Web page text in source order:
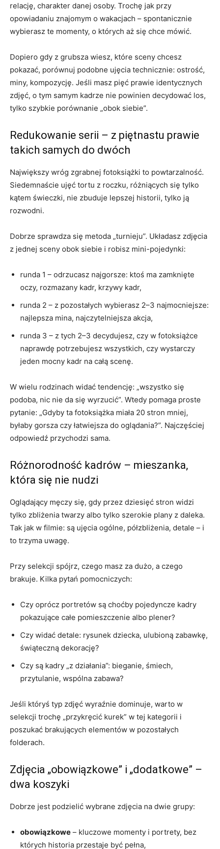
relację, charakter danej osoby. Trochę jak przy
opowiadaniu znajomym o wakacjach – spontanicznie
wybierasz te momenty, o których aż się chce mówić.
Dopiero gdy z grubsza wiesz, które sceny chcesz
pokazać, porównuj podobne ujęcia technicznie: ostrość,
miny, kompozycję. Jeśli masz pięć prawie identycznych
zdjęć, o tym samym kadrze nie powinien decydować los,
tylko szybkie porównanie „obok siebie”.
Redukowanie serii – z piętnastu prawie
takich samych do dwóch
Największy wróg zgrabnej fotoksiążki to powtarzalność.
Siedemnaście ujęć tortu z roczku, różniących się tylko
kątem świeczki, nie zbuduje lepszej historii, tylko ją
rozwodni.
Dobrze sprawdza się metoda „turnieju”. Układasz zdjęcia
z jednej sceny obok siebie i robisz mini-pojedynki:
runda 1 – odrzucasz najgorsze: ktoś ma zamknięte
oczy, rozmazany kadr, krzywy kadr,
runda 2 – z pozostałych wybierasz 2–3 najmocniejsze:
najlepsza mina, najczytelniejsza akcja,
runda 3 – z tych 2–3 decydujesz, czy w fotoksiążce
naprawdę potrzebujesz wszystkich, czy wystarczy
jeden mocny kadr na całą scenę.
W wielu rodzinach widać tendencję: „wszystko się
podoba, nic nie da się wyrzucić”. Wtedy pomaga proste
pytanie: „Gdyby ta fotoksiążka miała 20 stron mniej,
byłaby gorsza czy łatwiejsza do oglądania?”. Najczęściej
odpowiedź przychodzi sama.
Różnorodność kadrów – mieszanka,
która się nie nudzi
Oglądający męczy się, gdy przez dziesięć stron widzi
tylko zbliżenia twarzy albo tylko szerokie plany z daleka.
Tak jak w filmie: są ujęcia ogólne, półzbliżenia, detale – i
to trzyma uwagę.
Przy selekcji spójrz, czego masz za dużo, a czego
brakuje. Kilka pytań pomocniczych:
Czy oprócz portretów są choćby pojedyncze kadry
pokazujące całe pomieszczenie albo plener?
Czy widać detale: rysunek dziecka, ulubioną zabawkę,
świąteczną dekorację?
Czy są kadry „z działania”: bieganie, śmiech,
przytulanie, wspólna zabawa?
Jeśli któryś typ zdjęć wyraźnie dominuje, warto w
selekcji trochę „przykręcić kurek” w tej kategorii i
poszukać brakujących elementów w pozostałych
folderach.
Zdjęcia „obowiązkowe” i „dodatkowe” –
dwa koszyki
Dobrze jest podzielić wybrane zdjęcia na dwie grupy:
obowiązkowe – kluczowe momenty i portrety, bez
których historia przestaje być pełna,